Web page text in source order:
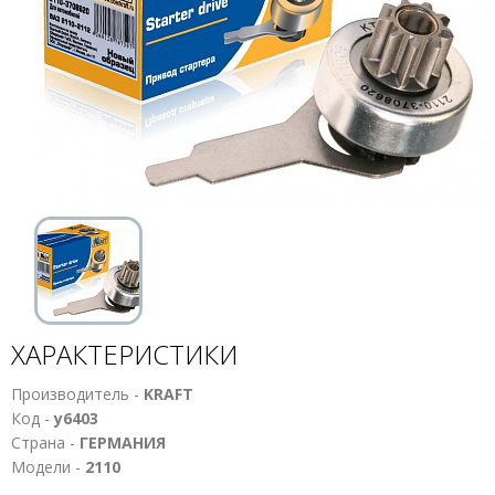
ХАРАКТЕРИСТИКИ
Производитель - KRAFT
Код -у6403
Страна - ГЕРМАНИЯ
Модели - 2110